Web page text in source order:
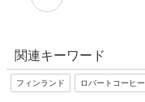
関連キーワード
フィンランド ロバートコーヒー